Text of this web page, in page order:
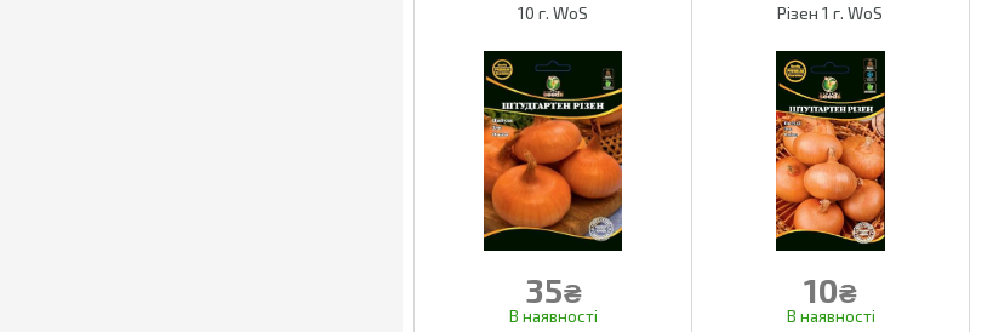
10 г. WoS
35₴
Різен 1 г. WoS
10₴